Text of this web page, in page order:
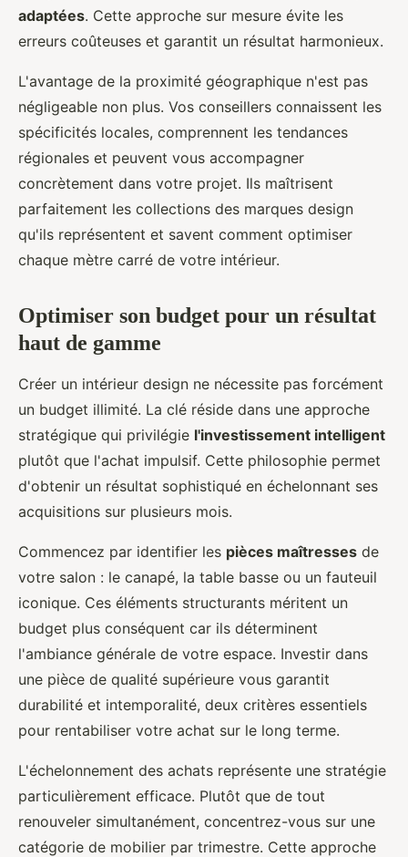
adaptées. Cette approche sur mesure évite les
erreurs coûteuses et garantit un résultat harmonieux.
L'avantage de la proximité géographique n'est pas
négligeable non plus. Vos conseillers connaissent les
spécificités locales, comprennent les tendances
régionales et peuvent vous accompagner
concrètement dans votre projet. Ils maîtrisent
parfaitement les collections des marques design
qu'ils représentent et savent comment optimiser
chaque mètre carré de votre intérieur.
Optimiser son budget pour un résultat
haut de gamme
Créer un intérieur design ne nécessite pas forcément
un budget illimité. La clé réside dans une approche
stratégique qui privilégie l'investissement intelligent
plutôt que l'achat impulsif. Cette philosophie permet
d'obtenir un résultat sophistiqué en échelonnant ses
acquisitions sur plusieurs mois.
Commencez par identifier les pièces maîtresses de
votre salon : le canapé, la table basse ou un fauteuil
iconique. Ces éléments structurants méritent un
budget plus conséquent car ils déterminent
l'ambiance générale de votre espace. Investir dans
une pièce de qualité supérieure vous garantit
durabilité et intemporalité, deux critères essentiels
pour rentabiliser votre achat sur le long terme.
L'échelonnement des achats représente une stratégie
particulièrement efficace. Plutôt que de tout
renouveler simultanément, concentrez-vous sur une
catégorie de mobilier par trimestre. Cette approche